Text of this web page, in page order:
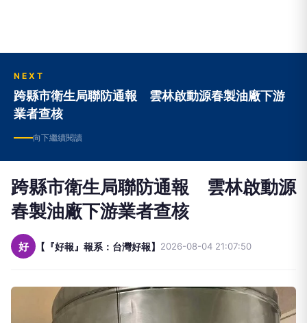
NEXT
跨縣市衛生局聯防通報 雲林啟動源春製油廠下游
業者查核
向下繼續閱讀
跨縣市衛生局聯防通報 雲林啟動源
春製油廠下游業者查核
好 【『好報』報系：台灣好報】 2026-08-04 21:07:50